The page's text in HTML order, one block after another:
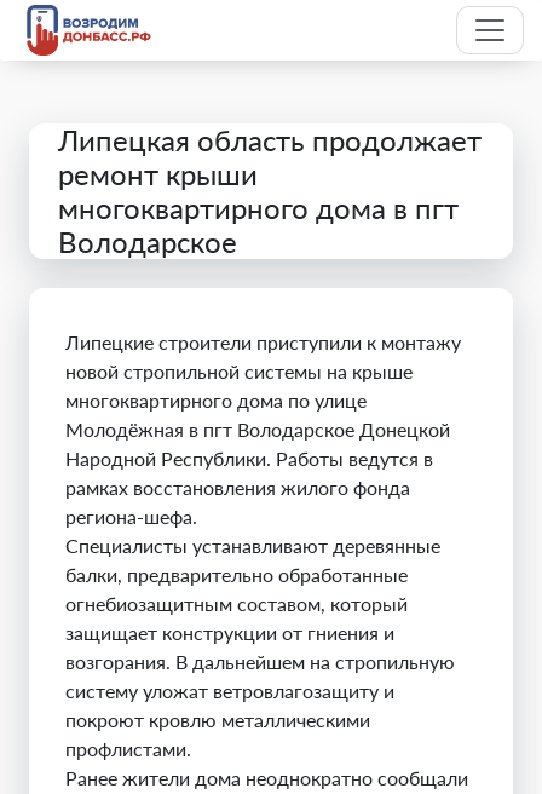
Липецкая область продолжает
ремонт крыши
многоквартирного дома в пгт
Володарское
Липецкие строители приступили к монтажу
новой стропильной системы на крыше
многоквартирного дома по улице
Молодёжная в пгт Володарское Донецкой
Народной Республики. Работы ведутся в
рамках восстановления жилого фонда
региона-шефа.
Специалисты устанавливают деревянные
балки, предварительно обработанные
огнебиозащитным составом, который
защищает конструкции от гниения и
возгорания. В дальнейшем на стропильную
систему уложат ветровлагозащиту и
покроют кровлю металлическими
профлистами.
Ранее жители дома неоднократно сообщали